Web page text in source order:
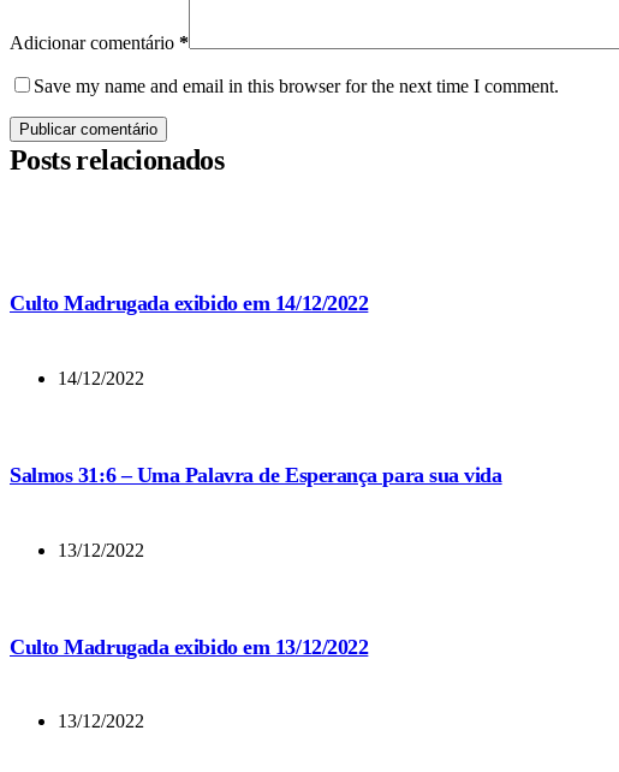
Adicionar comentário *
Save my name and email in this browser for the next time I comment.
Publicar comentário
Posts relacionados
Culto Madrugada exibido em 14/12/2022
14/12/2022
Salmos 31:6 – Uma Palavra de Esperança para sua vida
13/12/2022
Culto Madrugada exibido em 13/12/2022
13/12/2022